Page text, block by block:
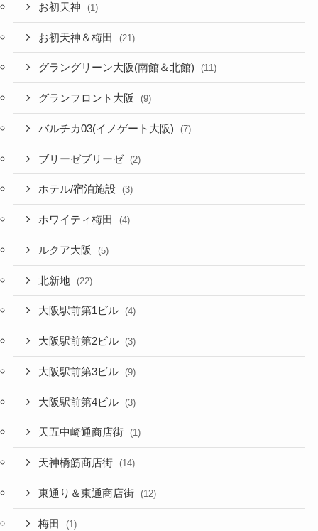
お初天神 (1)
お初天神＆梅田 (21)
グラングリーン大阪(南館＆北館) (11)
グランフロント大阪 (9)
バルチカ03(イノゲート大阪) (7)
ブリーゼブリーゼ (2)
ホテル/宿泊施設 (3)
ホワイティ梅田 (4)
ルクア大阪 (5)
北新地 (22)
大阪駅前第1ビル (4)
大阪駅前第2ビル (3)
大阪駅前第3ビル (9)
大阪駅前第4ビル (3)
天五中崎通商店街 (1)
天神橋筋商店街 (14)
東通り＆東通商店街 (12)
梅田 (1)